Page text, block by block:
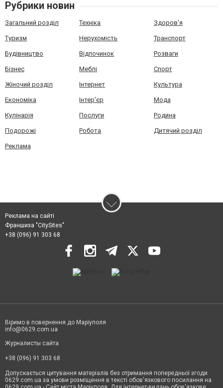
Рубрики новин
Загальний розділ Техніка Здоров'я
Туризм Нерухомість Транспорт
Будівництво Відпочинок Розваги
Бізнес Меблі Спорт
Жіночий розділ Інтернет Культура
Економіка Інтер'єр Мода
Кулінарія Послуги Родина
Подорожі Робота Дитячий розділ
Реклама
Реклама на сайті
Франшиза "CitySites"
+38 (096) 91 303 68
Віримо в повернення до Маріуполя
info@0629.com.ua
Журналисты сайта
+38 (096) 91 303 68
Допускається цитування матеріалів без отримання попередньої згоди
0629.com.ua за умови розміщення в тексті обов'язкового посилання на